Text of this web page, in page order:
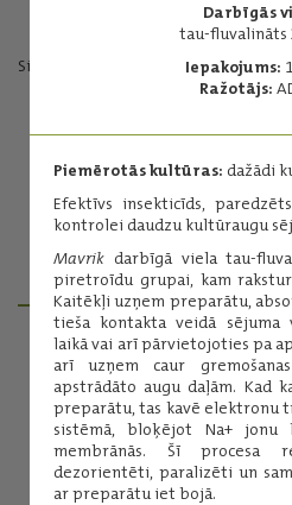
Darbīgās
tau-fluvalināts
Iepakojums:
Ražotājs:
Piemērotās kultūras: dažādi
Efektīvs insekticīds,
kontrolei daudzu kultūraugu
Mavrik darbīgā viela tau-
piretroīdu grupai, kam
Kaitēkļi uzņem preparātu,
tieša kontakta veidā sējuma
laikā vai arī pārvietojoties pa
arī uzņem caur
apstrādāto augu daļām. Kad
preparātu, tas kavē elektronu
sistēmā, bloķējot Na+ jonu
membrānās. Šī procesa
dezorientēti, paralizēti un
ar preparātu iet bojā.
Sistēmas iedarbības insekticīds
koku
Iepakojums:
Ražotājs:
Lasīt
PRODUKTU